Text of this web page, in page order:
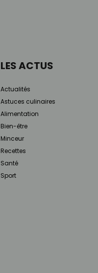
LES ACTUS
Actualités
Astuces culinaires
Alimentation
Bien-être
Minceur
Recettes
Santé
Sport